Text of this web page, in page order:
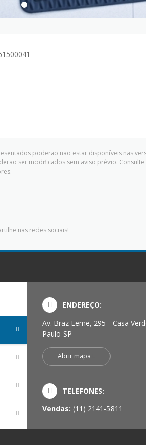
poderão não estar disponíveis nas
ser modificados sem aviso prévio.
nas redes sociais!
ENDEREÇO:
Av. Braz Leme, 295 - Casa
Paulo-SP
Abrir mapa
TELEFONES:
Vendas: (11) 2141-5811